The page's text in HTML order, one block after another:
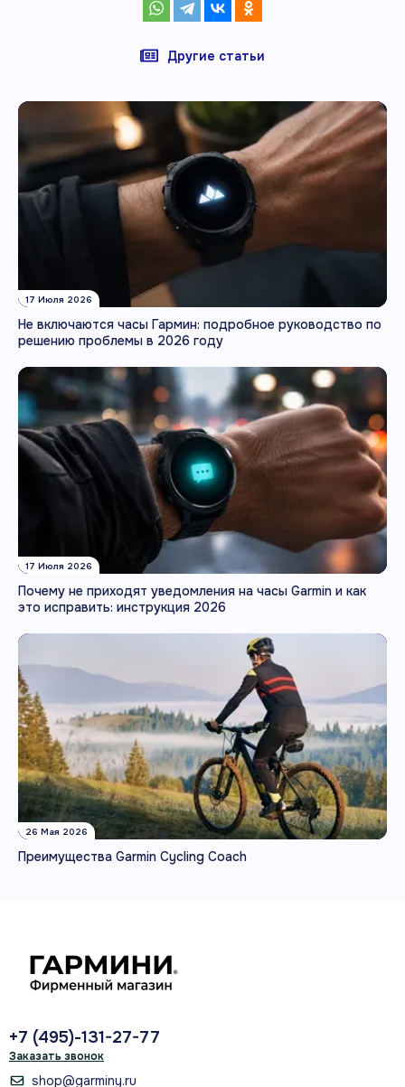
Другие статьи
17 Июля 2026
Не включаются часы Гармин: подробное руководство по
решению проблемы в 2026 году
17 Июля 2026
Почему не приходят уведомления на часы Garmin и как
это исправить: инструкция 2026
26 Мая 2026
Преимущества Garmin Cycling Coach
+7 (495)-131-27-77
Заказать звонок
shop@garminy.ru